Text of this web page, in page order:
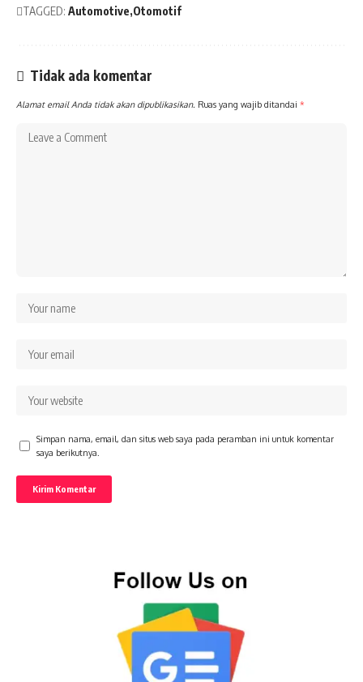
TAGGED: Automotive Otomotif
Tidak ada komentar
Alamat email Anda tidak akan dipublikasikan. Ruas yang wajib ditandai *
Simpan nama, email, dan situs web saya pada peramban ini untuk komentar
saya berikutnya.